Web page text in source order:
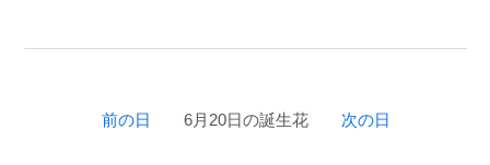
前の日 6月20日の誕生花 次の日